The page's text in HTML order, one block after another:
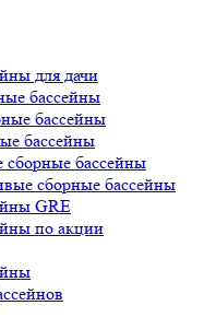
для дачи
бассейны
бассейны
бассейны
сборные бассейны
сборные бассейны
GRE
по акции